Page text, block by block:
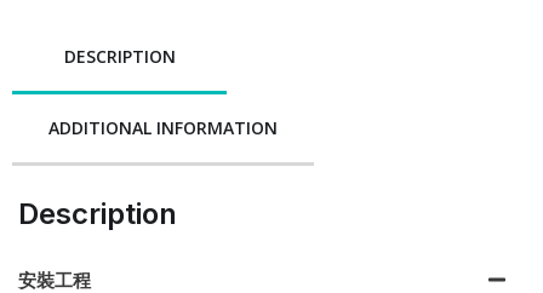
DESCRIPTION
ADDITIONAL INFORMATION
Description
安裝工程